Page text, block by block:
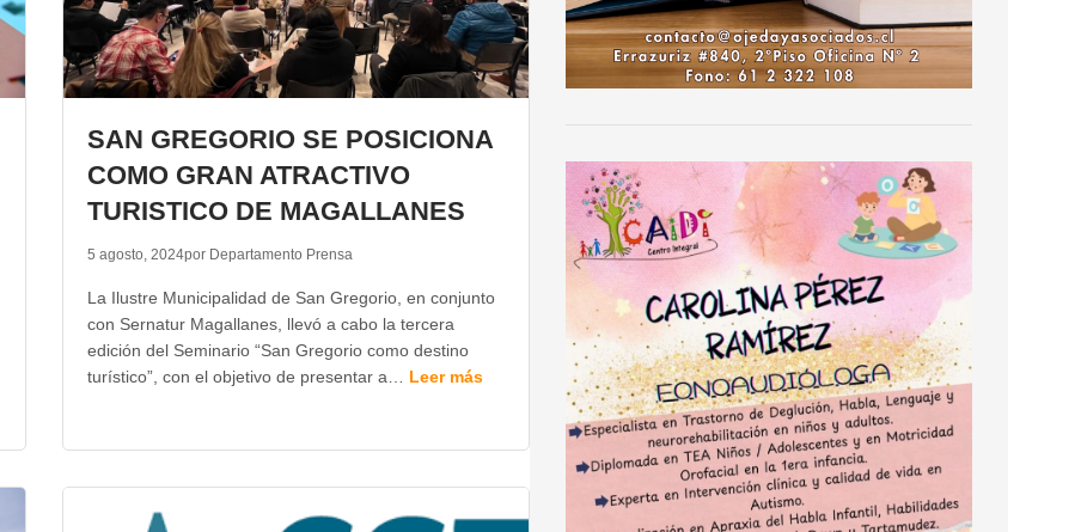
SAN GREGORIO SE POSICIONA
COMO GRAN ATRACTIVO
TURISTICO DE MAGALLANES
5 agosto, 2024por Departamento Prensa
La Ilustre Municipalidad de San Gregorio, en conjunto
con Sernatur Magallanes, llevó a cabo la tercera
edición del Seminario “San Gregorio como destino
turístico”, con el objetivo de presentar a… Leer más